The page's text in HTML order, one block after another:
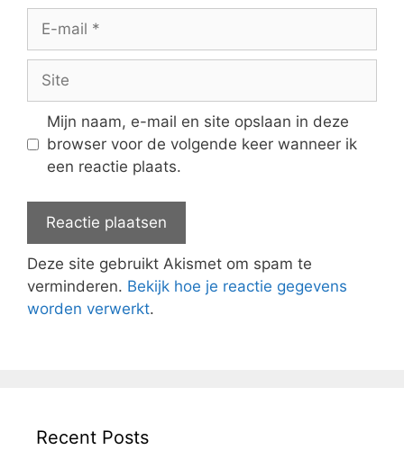
Site
Mijn naam, e-mail en site opslaan in deze
browser voor de volgende keer wanneer ik
een reactie plaats.
Deze site gebruikt Akismet om spam te
verminderen. Bekijk hoe je reactie gegevens
worden verwerkt.
Recent Posts